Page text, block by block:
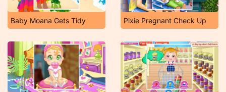
Baby Moana Gets Tidy Pixie Pregnant Check Up